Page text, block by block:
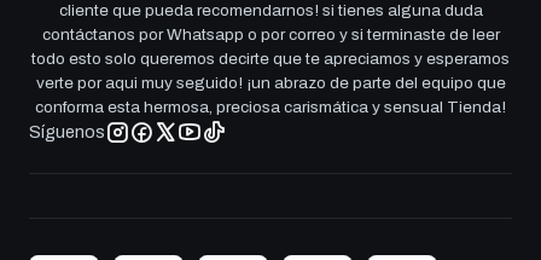
cliente que pueda recomendarnos! si tienes alguna duda
contáctanos por Whatsapp o por correo y si terminaste de leer
todo esto solo queremos decirte que te apreciamos y esperamos
verte por aqui muy seguido! ¡un abrazo de parte del equipo que
conforma esta hermosa, preciosa carismática y sensual Tienda!
Síguenos